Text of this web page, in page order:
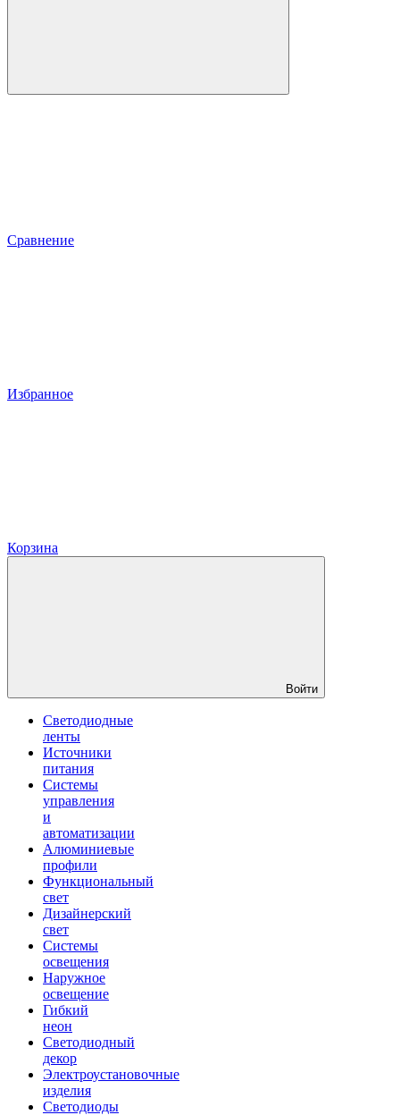
Сравнение
Избранное
Корзина
Войти
Светодиодные
ленты
Источники
питания
Системы
управления
и
автоматизации
Алюминиевые
профили
Функциональный
свет
Дизайнерский
свет
Системы
освещения
Наружное
освещение
Гибкий
неон
Светодиодный
декор
Электроустановочные
изделия
Светодиоды